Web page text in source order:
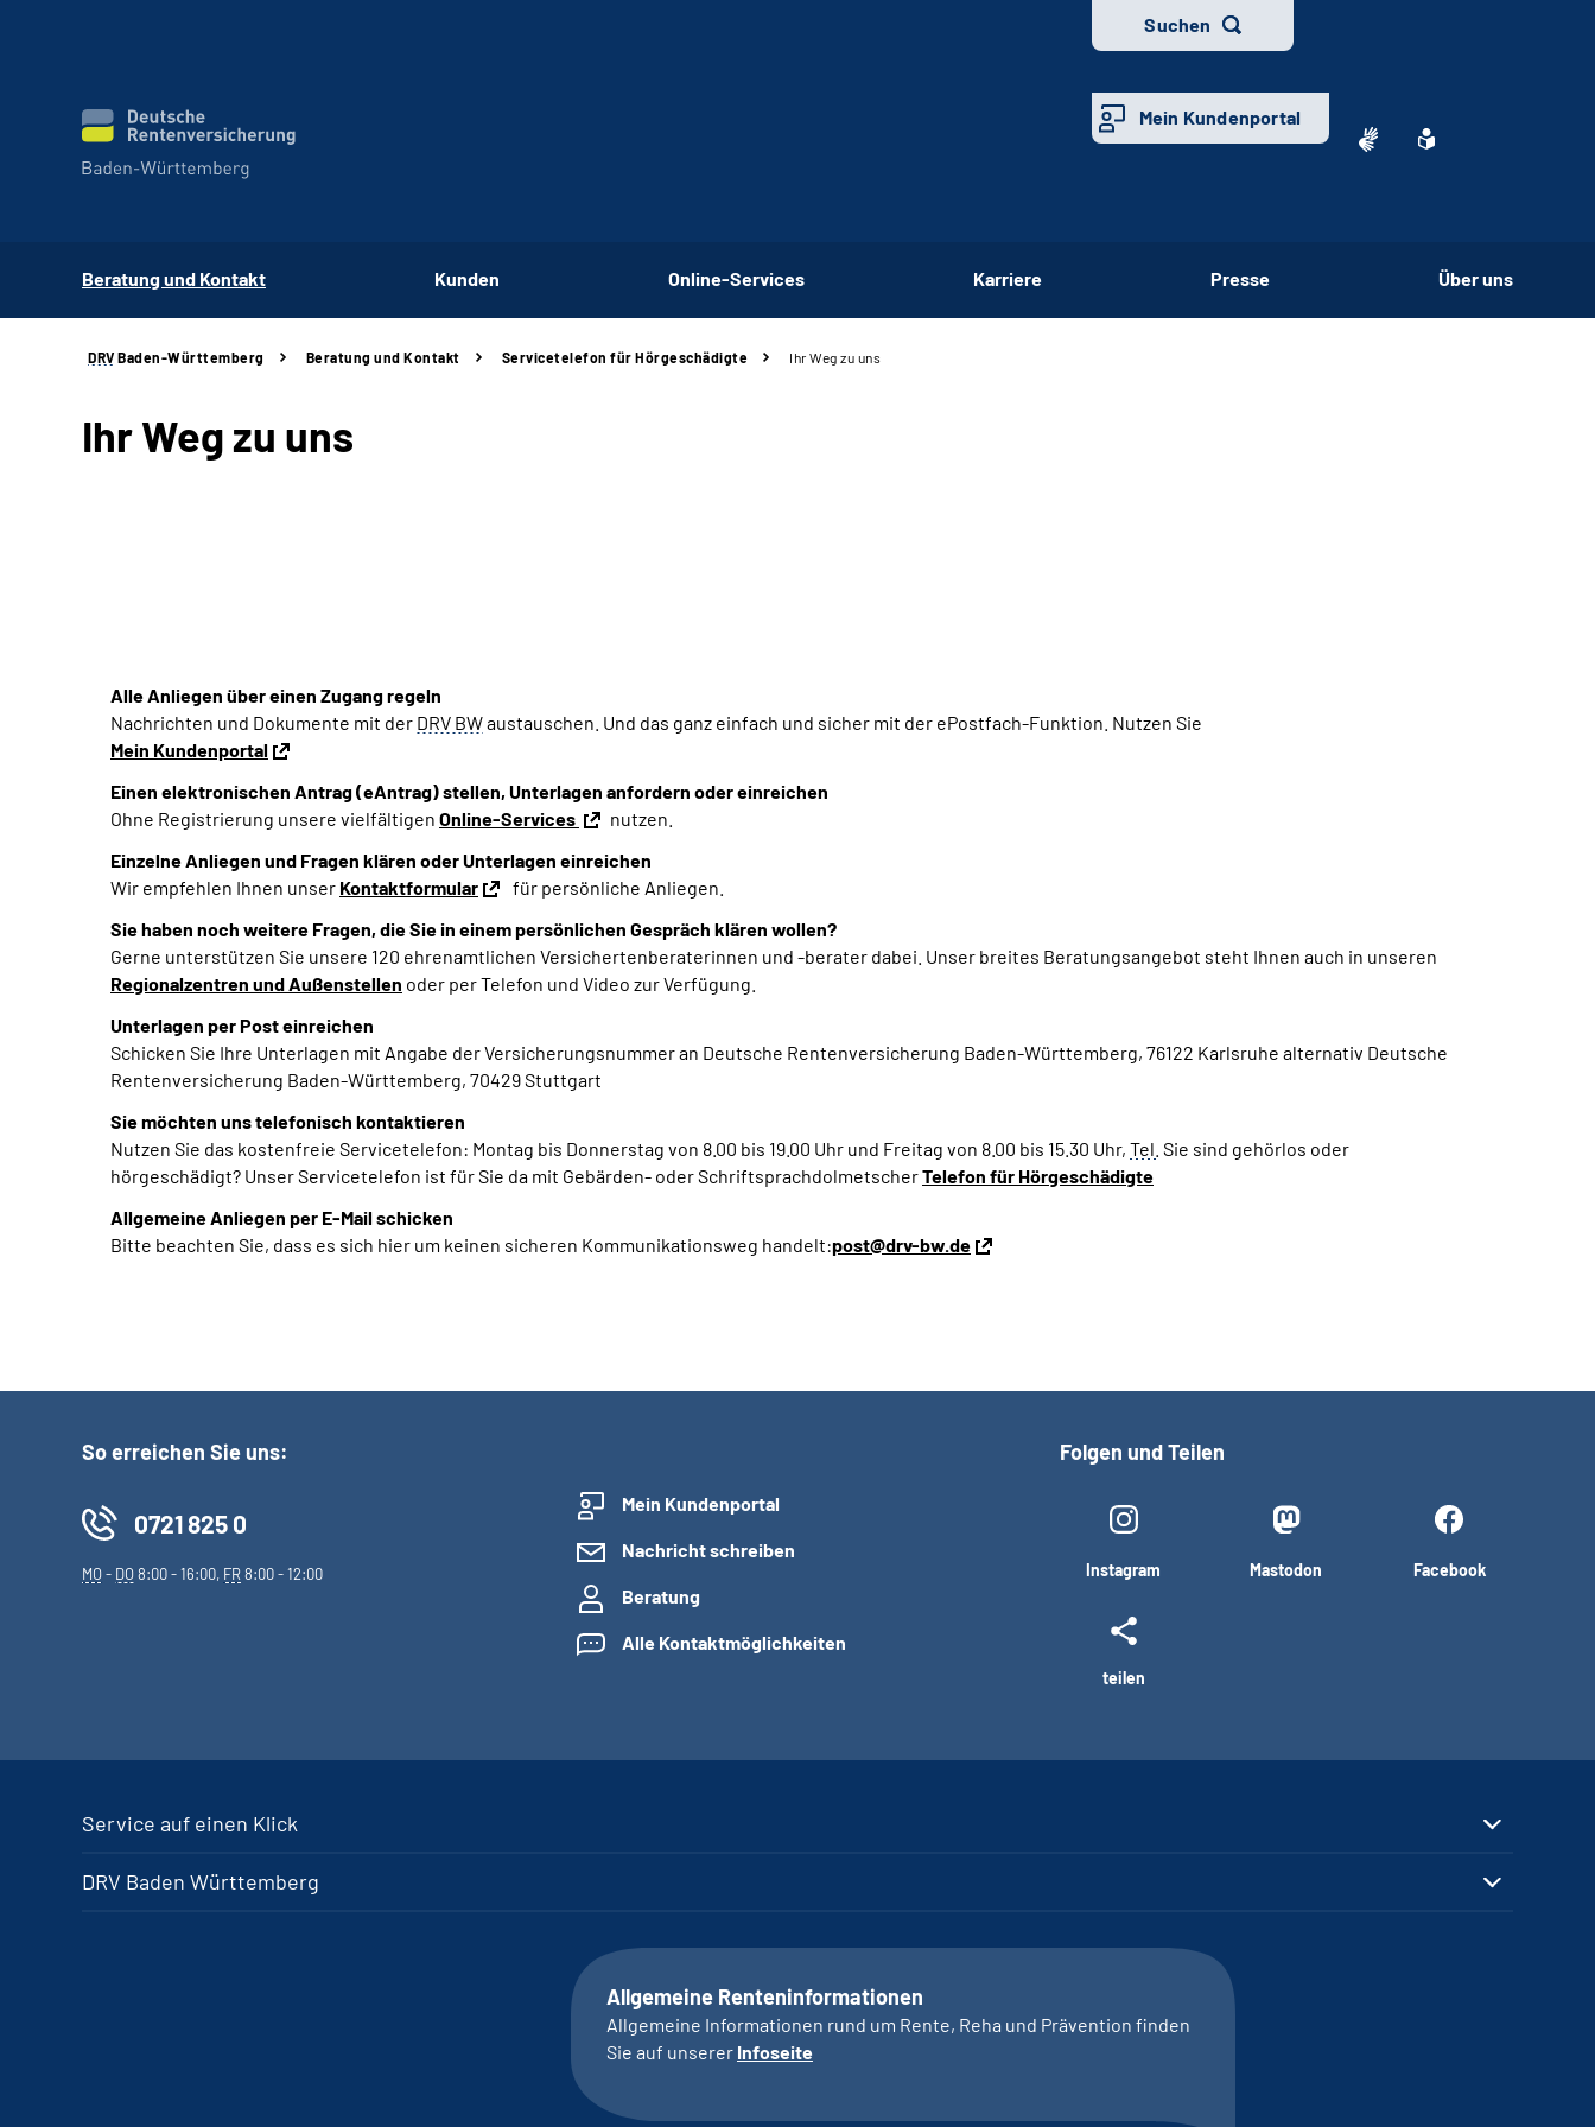
Suchen
Mein Kundenportal
Beratung und Kontakt Kunden Online-Services Karriere Presse Über uns
DRV Baden-Württemberg Beratung und Kontakt Servicetelefon für Hörgeschädigte Ihr Weg zu uns
Ihr Weg zu uns
Alle Anliegen über einen Zugang regeln
Nachrichten und Dokumente mit der DRV BWaustauschen. Und das ganz einfach und sicher mit der ePostfach-Funktion. Nutzen Sie
Mein Kundenportal
Einen elektronischen Antrag (eAntrag) stellen, Unterlagen anfordern oder einreichen
Ohne Registrierung unsere vielfältigen Online-Services
nutzen.
Einzelne Anliegen und Fragen klären oder Unterlagen einreichen
Wir empfehlen Ihnen unser Kontaktformular
für persönliche Anliegen.
Sie haben noch weitere Fragen, die Sie in einem persönlichen Gespräch klären wollen?
Gerne unterstützen Sie unsere 120 ehrenamtlichen Versichertenberaterinnen und -berater dabei. Unser breites Beratungsangebot steht Ihnen auch in unseren
Regionalzentren und Außenstellen oder per Telefon und Video zur Verfügung.
Unterlagen per Post einreichen
Schicken Sie Ihre Unterlagen mit Angabe der Versicherungsnummer an Deutsche Rentenversicherung Baden-Württemberg, 76122 Karlsruhe alternativ Deutsche
Rentenversicherung Baden-Württemberg, 70429 Stuttgart
Sie möchten uns telefonisch kontaktieren
Nutzen Sie das kostenfreie Servicetelefon: Montag bis Donnerstag von 8.00 bis 19.00 Uhr und Freitag von 8.00 bis 15.30 Uhr, Tel. Sie sind gehörlos oder
hörgeschädigt? Unser Servicetelefon ist für Sie da mit Gebärden- oder SchriftsprachdolmetscherTelefon für Hörgeschädigte
Allgemeine Anliegen per E-Mail schicken
Bitte beachten Sie, dass es sich hier um keinen sicheren Kommunikationsweg handelt:post@drv-bw.de
So erreichen Sie uns:
0721 825 0
MO- DO8:00 - 16:00, FR8:00 - 12:00
Mein Kundenportal
Nachricht schreiben
Beratung
Alle Kontaktmöglichkeiten
Folgen und Teilen
Instagram Mastodon Facebook
teilen
Service auf einen Klick
DRV Baden Württemberg
Allgemeine Renteninformationen
Allgemeine Informationen rund um Rente, Reha und Prävention finden
Sie auf unserer Infoseite